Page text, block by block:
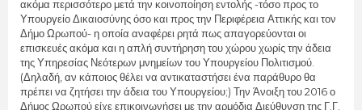
ακόμα περισσότερο μετά την κοινοποίηση εντολής -τόσο προς το
Υπουργείο Δικαιοσύνης όσο και προς την Περιφέρεια Αττικής και τον
Δήμο Ωρωπού- η οποία αναφέρει ρητά πως απαγορεύονται οι
επισκευές ακόμα και η απλή συντήρηση του χώρου χωρίς την άδεια
της Υπηρεσίας Νεότερων μνημείων του Υπουργείου Πολιτισμού.
(Δηλαδή, αν κάποιος θέλει να αντικαταστήσει ένα παράθυρο θα
πρέπει να ζητήσει την άδεια του Υπουργείου;) Την Άνοιξη του 2016 ο
Δήμος Ωρωπού είχε επικοινωνήσει με την αρμόδια Διεύθυνση της Γ.Γ.